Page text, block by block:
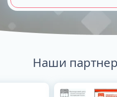
Наши